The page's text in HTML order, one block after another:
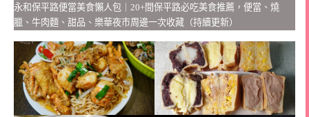
永和保平路便當美食懶人包｜20+間保平路必吃美食推薦，便當、燒
臘、牛肉麵、甜品、樂華夜市周邊一次收藏（持續更新）